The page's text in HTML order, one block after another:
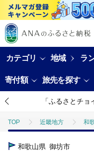
カテゴリ 地域 ラ
寄付額 旅先を探す
「ふるさとチ
TOP 近畿地方 和
TOP
和歌山県 御坊市